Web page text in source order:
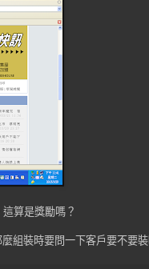
算是獎勵嗎？
組裝時要問一下客戶要不要